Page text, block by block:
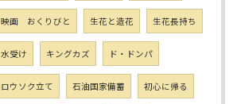
映画 おくりびと 生花と造花 生花長持ち
水受け キングカズ ド・ドンパ
ロウソク立て 石油国家備蓄 初心に帰る